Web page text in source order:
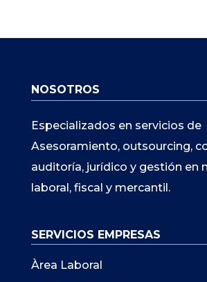
NOSOTROS
Especializados en servicios de
Asesoramiento, outsourcing,
auditoría, jurídico y gestión en
laboral, fiscal y mercantil.
SERVICIOS EMPRESAS
Àrea Laboral